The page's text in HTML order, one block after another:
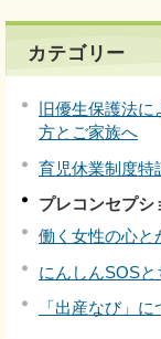
カテゴリー
旧優生保護法
方とご家族へ
育児休業制度特
プレコンセプシ
働く女性の心と
にんしんSOSと
「出産なび」に